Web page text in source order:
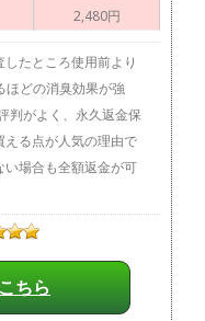
2,480円
たところ使用前より
ほどの消臭効果が強
判がよく、永久返金保
る点が人気の理由で
場合も全額返金が可
ちら